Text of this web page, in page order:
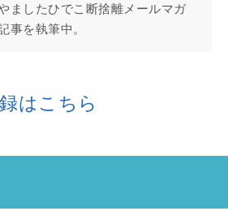
ましたひでこ断捨離メールマガ
事を執筆中。
はこちら